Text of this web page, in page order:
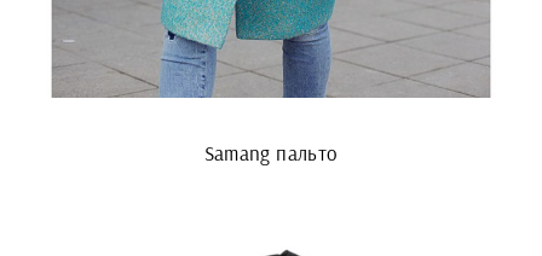
Samang пальто